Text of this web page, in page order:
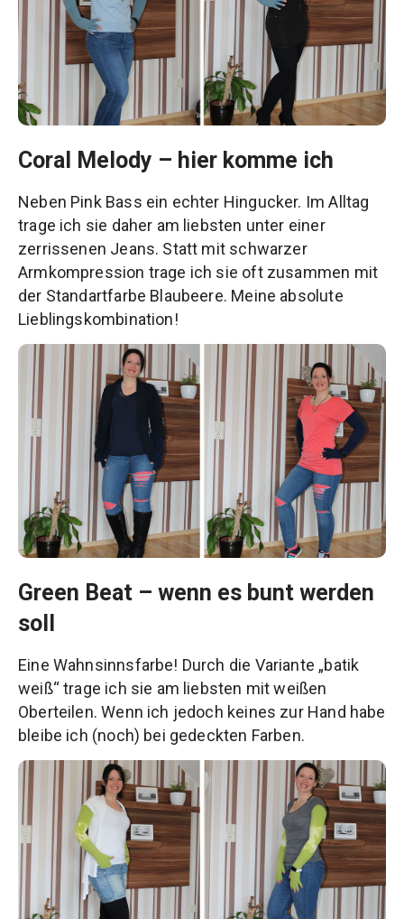
Coral Melody – hier komme ich
Neben Pink Bass ein echter Hingucker. Im Alltag
trage ich sie daher am liebsten unter einer
zerrissenen Jeans. Statt mit schwarzer
Armkompression trage ich sie oft zusammen mit
der Standartfarbe Blaubeere. Meine absolute
Lieblingskombination!
Green Beat – wenn es bunt werden
soll
Eine Wahnsinnsfarbe! Durch die Variante „batik
weiß“ trage ich sie am liebsten mit weißen
Oberteilen. Wenn ich jedoch keines zur Hand habe
bleibe ich (noch) bei gedeckten Farben.